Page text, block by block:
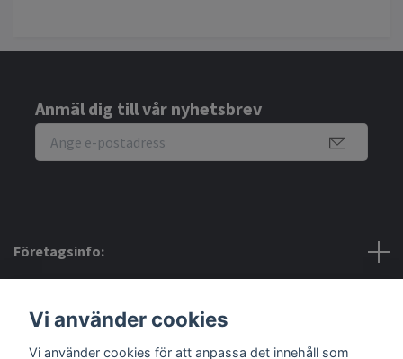
Anmäl dig till vår nyhetsbrev
Företagsinfo:
Sociala medier
Vi använder cookies
Vi använder cookies för att anpassa det innehåll som